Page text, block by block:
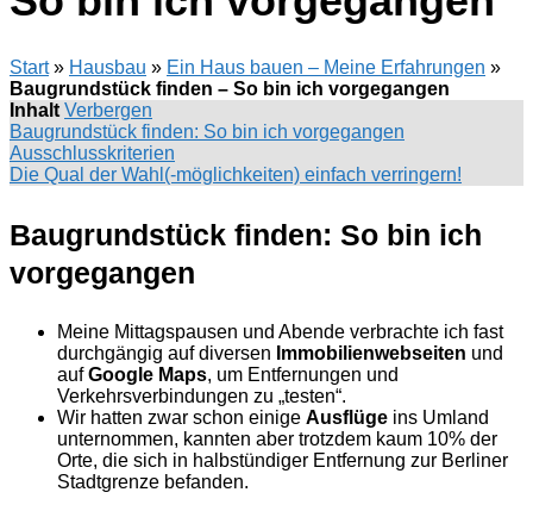
Start» Hausbau » Ein Haus bauen – Meine Erfahrungen »
Baugrundstück finden – So bin ich vorgegangen
Inhalt Verbergen
Baugrundstück finden: So bin ich vorgegangen
Ausschlusskriterien
Die Qual der Wahl(-möglichkeiten) einfach verringern!
Baugrundstück finden: So bin ich
vorgegangen
Meine Mittagspausen und Abende verbrachte ich fast
durchgängig auf diversen Immobilienwebseiten und
aufGoogle Maps, um Entfernungen und
Verkehrsverbindungen zu „testen“.
Wir hatten zwar schon einige Ausflüge ins Umland
unternommen, kannten aber trotzdem kaum 10% der
Orte, die sich in halbstündiger Entfernung zur Berliner
Stadtgrenze befanden.